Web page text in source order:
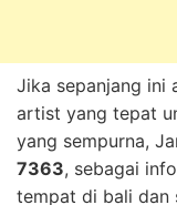
Jika sepanjang ini
artist yang tepat
yang sempurna,
7363, sebagai
tempat di bali dan